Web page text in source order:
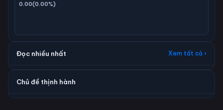
0.00(0.00%)
Đọc nhiều nhất Xem tất cả ›
Chủ đề thịnh hành